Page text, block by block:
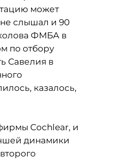
может
не слышал и 90
ФМБА в
по отбору
Савелия в
казалось,
Cochlear, и
динамики